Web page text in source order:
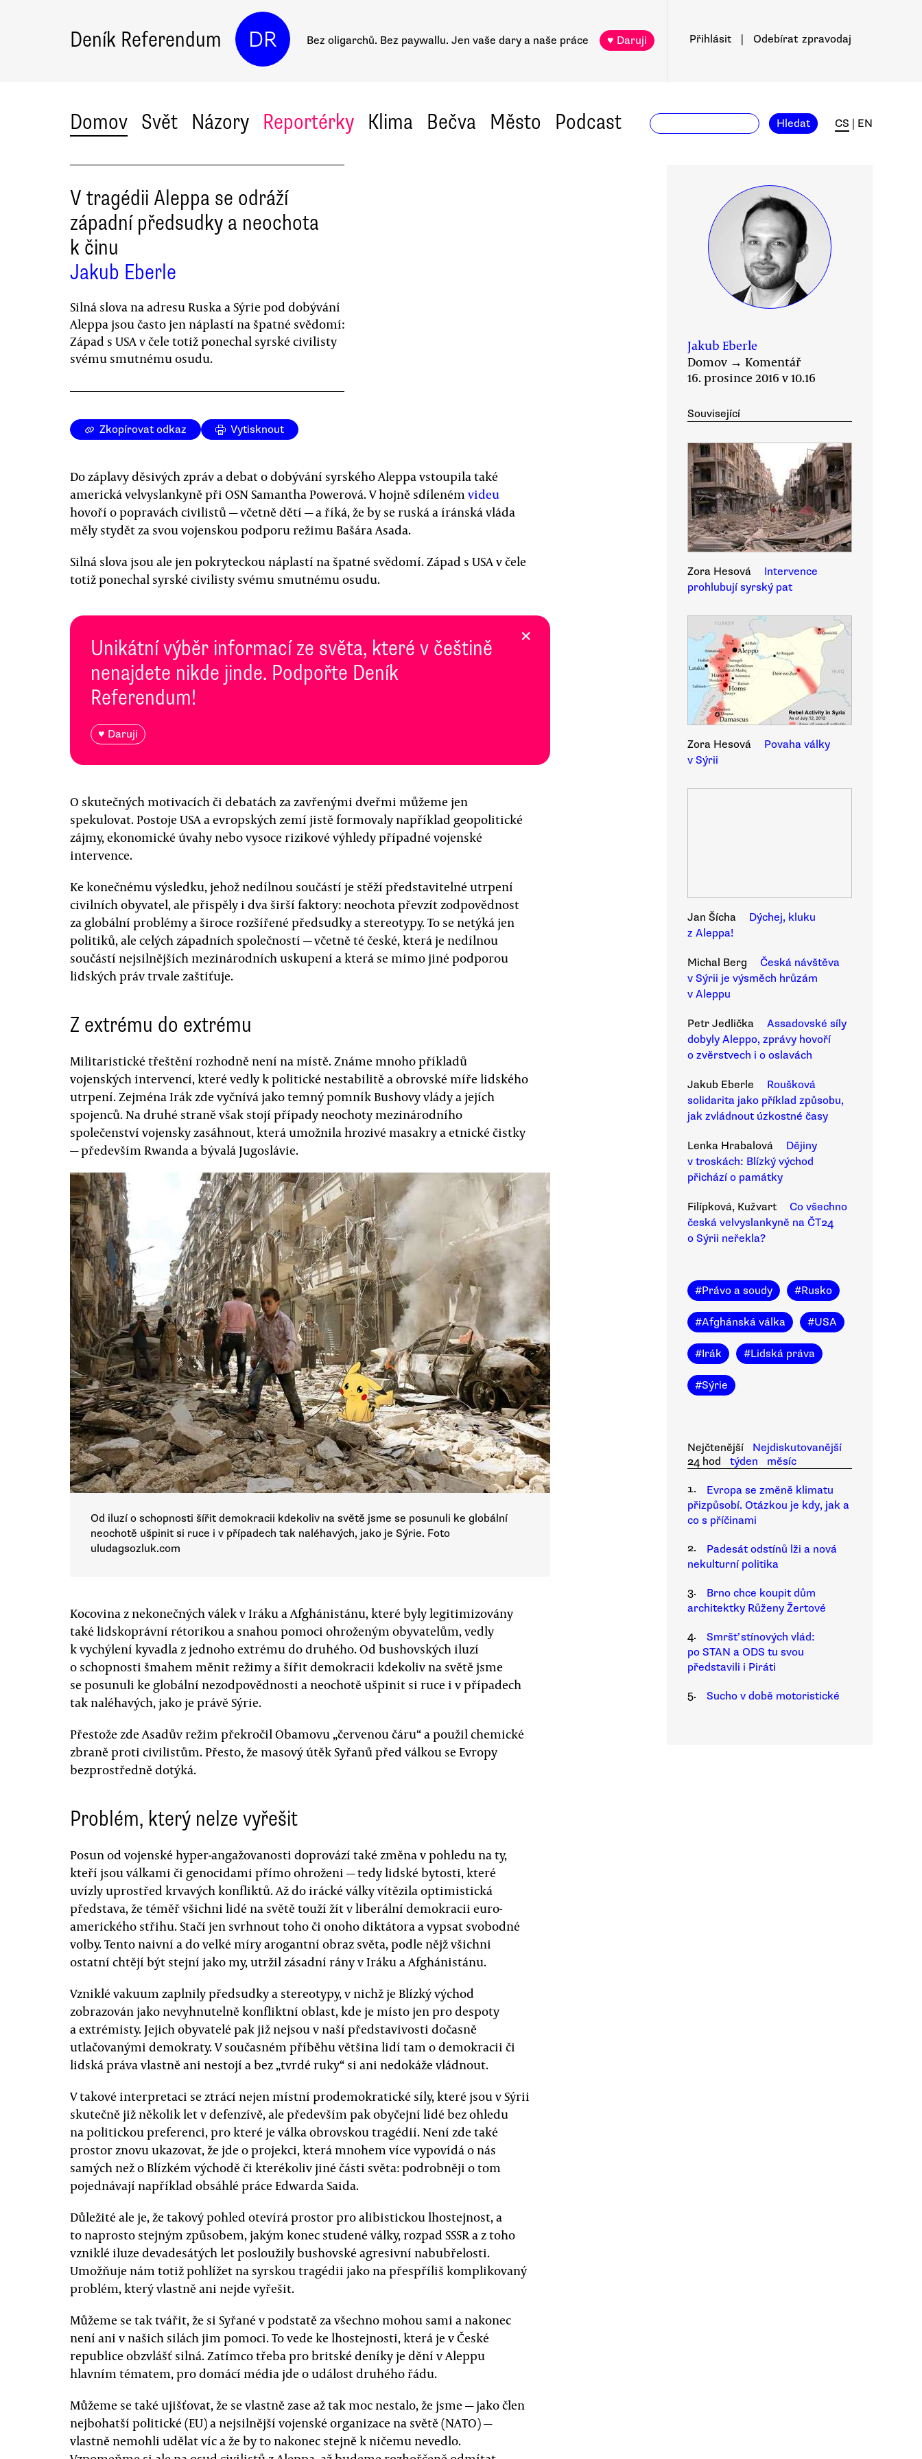
Deník Referendum DR Bez oligarchů. Bez paywallu. Jen vaše dary a naše práce ♥ Daruji Přihlásit Odebírat zpravodaj
Domov Svět Názory Reportérky Klima Bečva Město Podcast Hledat CS EN
V tragédii Aleppa se odráží
západní předsudky a neochota
k činu
Jakub Eberle
Silná slova na adresu Ruska a Sýrie pod dobývání
Aleppa jsou často jen náplastí na špatné svědomí:
Západ s USA v čele totiž ponechal syrské civilisty
svému smutnému osudu.
Zkopírovat odkaz Vytisknout
Do záplavy děsivých zpráv a debat o dobývání syrského Aleppa vstoupila také
americká velvyslankyně při OSN Samantha Powerová. V hojně sdílenémvideu
hovoří o popravách civilistů — včetně dětí — a říká, že by se ruská a íránská vláda
měly stydět za svou vojenskou podporu režimu Bašára Asada.
Silná slova jsou ale jen pokryteckou náplastí na špatné svědomí. Západ s USA v čele
totiž ponechal syrské civilisty svému smutnému osudu.
Unikátní výběr informací ze světa, které v češtině
nenajdete nikde jinde. Podpořte Deník
Referendum!
♥ Daruji
×
O skutečných motivacích či debatách za zavřenými dveřmi můžeme jen
spekulovat. Postoje USA a evropských zemí jistě formovaly například geopolitické
zájmy, ekonomické úvahy nebo vysoce rizikové výhledy případné vojenské
intervence.
Ke konečnému výsledku, jehož nedílnou součástí je stěží představitelné utrpení
civilních obyvatel, ale přispěly i dva širší faktory: neochota převzít zodpovědnost
za globální problémy a široce rozšířené předsudky a stereotypy. To se netýká jen
politiků, ale celých západních společností — včetně té české, která je nedílnou
součástí nejsilnějších mezinárodních uskupení a která se mimo jiné podporou
lidských práv trvale zaštiťuje.
Z extrému do extrému
Militaristické třeštění rozhodně není na místě. Známe mnoho příkladů
vojenských intervencí, které vedly k politické nestabilitě a obrovské míře lidského
utrpení. Zejména Irák zde vyčnívá jako temný pomník Bushovy vlády a jejích
spojenců. Na druhé straně však stojí případy neochoty mezinárodního
společenství vojensky zasáhnout, která umožnila hrozivé masakry a etnické čistky
— především Rwanda a bývalá Jugoslávie.
Od iluzí o schopnosti šířit demokracii kdekoliv na světě jsme se posunuli ke globální
neochotě ušpinit si ruce i v případech tak naléhavých, jako je Sýrie. Foto
uludagsozluk.com
Kocovina z nekonečných válek v Iráku a Afghánistánu, které byly legitimizovány
také lidskoprávní rétorikou a snahou pomoci ohroženým obyvatelům, vedly
k vychýlení kyvadla z jednoho extrému do druhého. Od bushovských iluzí
o schopnosti šmahem měnit režimy a šířit demokracii kdekoliv na světě jsme
se posunuli ke globální nezodpovědnosti a neochotě ušpinit si ruce i v případech
tak naléhavých, jako je právě Sýrie.
Přestože zde Asadův režim překročil Obamovu „červenou čáru“ a použil chemické
zbraně proti civilistům. Přesto, že masový útěk Syřanů před válkou se Evropy
bezprostředně dotýká.
Problém, který nelze vyřešit
Posun od vojenské hyper-angažovanosti doprovází také změna v pohledu na ty,
kteří jsou válkami či genocidami přímo ohroženi — tedy lidské bytosti, které
uvízly uprostřed krvavých konfliktů. Až do irácké války vítězila optimistická
představa, že téměř všichni lidé na světě touží žít v liberální demokracii euro-
amerického střihu. Stačí jen svrhnout toho či onoho diktátora a vypsat svobodné
volby. Tento naivní a do velké míry arogantní obraz světa, podle nějž všichni
ostatní chtějí být stejní jako my, utržil zásadní rány v Iráku a Afghánistánu.
Vzniklé vakuum zaplnily předsudky a stereotypy, v nichž je Blízký východ
zobrazován jako nevyhnutelně konfliktní oblast, kde je místo jen pro despoty
a extrémisty. Jejich obyvatelé pak již nejsou v naší představivosti dočasně
utlačovanými demokraty. V současném příběhu většina lidí tam o demokracii či
lidská práva vlastně ani nestojí a bez „tvrdé ruky“ si ani nedokáže vládnout.
V takové interpretaci se ztrácí nejen místní prodemokratické síly, které jsou v Sýrii
skutečně již několik let v defenzívě, ale především pak obyčejní lidé bez ohledu
na politickou preferenci, pro které je válka obrovskou tragédií. Není zde také
prostor znovu ukazovat, že jde o projekci, která mnohem více vypovídá o nás
samých než o Blízkém východě či kterékoliv jiné části světa: podrobněji o tom
pojednávají například obsáhlé práce Edwarda Saida.
Důležité ale je, že takový pohled otevírá prostor pro alibistickou lhostejnost, a
to naprosto stejným způsobem, jakým konec studené války, rozpad SSSR a z toho
vzniklé iluze devadesátých let posloužily bushovské agresivní nabubřelosti.
Umožňuje nám totiž pohlížet na syrskou tragédii jako na přespříliš komplikovaný
problém, který vlastně ani nejde vyřešit.
Můžeme se tak tvářit, že si Syřané v podstatě za všechno mohou sami a nakonec
není ani v našich silách jim pomoci. To vede ke lhostejnosti, která je v České
republice obzvlášť silná. Zatímco třeba pro britské deníky je dění v Aleppu
hlavním tématem, pro domácí média jde o událost druhého řádu.
Můžeme se také ujišťovat, že se vlastně zase až tak moc nestalo, že jsme — jako člen
nejbohatší politické (EU) a nejsilnější vojenské organizace na světě (NATO) —
vlastně nemohli udělat víc a že by to nakonec stejně k ničemu nevedlo.
Jakub Eberle
Domov → Komentář
16. prosince 2016 v 10.16
Související
Zora Hesová
Intervence
prohlubují syrský pat
Zora Hesová
Povaha války
v Sýrii
Jan Šícha
Dýchej, kluku
z Aleppa!
Michal Berg
Česká návštěva
v Sýrii je výsměch hrůzám
v Aleppu
Petr Jedlička
Assadovské síly
dobyly Aleppo, zprávy hovoří
o zvěrstvech i o oslavách
Jakub Eberle
Roušková
solidarita jako příklad způsobu,
jak zvládnout úzkostné časy
Lenka Hrabalová
Dějiny
v troskách: Blízký východ
přichází o památky
Filípková, Kužvart
Co všechno
česká velvyslankyně na ČT24
o Sýrii neřekla?
#Právo a soudy #Rusko
#Afghánská válka #USA
#Irák #Lidská práva
#Sýrie
Nejčtenější
Nejdiskutovanější
24 hod
týden
měsíc
1.
Evropa se změně klimatu
přizpůsobí. Otázkou je kdy, jak a
co s příčinami
2.
Padesát odstínů lži a nová
nekulturní politika
3.
Brno chce koupit dům
architektky Růženy Žertové
4.
Smršť stínových vlád:
po STAN a ODS tu svou
představili i Piráti
5.
Sucho v době motoristické